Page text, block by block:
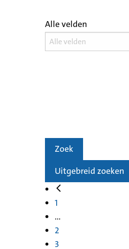
Alle velden
Zoek
Uitgebreid zoeken
1
...
2
3